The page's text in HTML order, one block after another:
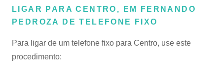
LIGAR PARA CENTRO, EM FERNANDO
PEDROZA DE TELEFONE FIXO
Para ligar de um telefone fixo para Centro, use este
procedimento: